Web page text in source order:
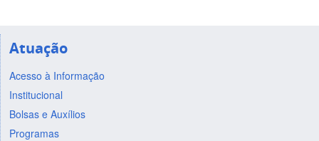
Atuação
Acesso à Informação
Institucional
Bolsas e Auxílios
Programas